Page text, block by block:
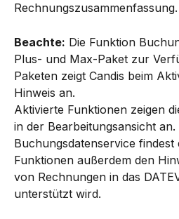
Rechnungszusammenfassung.
Beachte: Die Funktion
Plus- und Max-Paket zur
Paketen zeigt Candis beim
Hinweis an.
Aktivierte Funktionen zeigen
in der Bearbeitungsansicht an.
Buchungsdatenservice findest
Funktionen außerdem den
von Rechnungen in das
unterstützt wird.